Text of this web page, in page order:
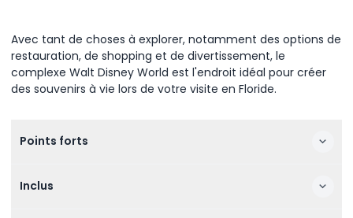
Avec tant de choses à explorer, notamment des options de
restauration, de shopping et de divertissement, le
complexe Walt Disney World est l'endroit idéal pour créer
des souvenirs à vie lors de votre visite en Floride.
Points forts
Inclus